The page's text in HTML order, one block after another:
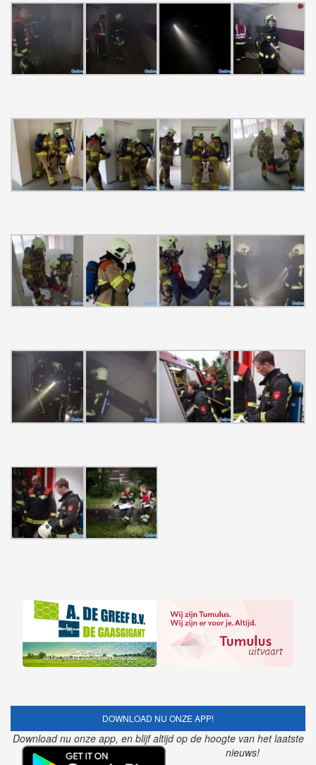
DOWNLOAD NU ONZE APP!
Download nu onze app, en blijf altijd op de hoogte van het laatste
nieuws!